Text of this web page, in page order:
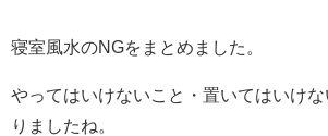
寝室風水のNGをまとめました。
やってはいけないこと・置いてはいけ
りましたね。